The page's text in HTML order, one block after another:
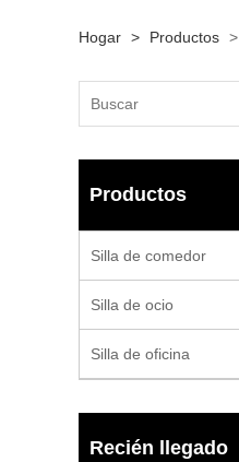
Hogar > Productos >
Productos
Silla de comedor
Silla de ocio
Silla de oficina
Recién llegado